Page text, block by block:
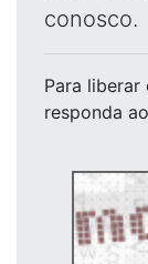
conosco.
Para liberar
responda